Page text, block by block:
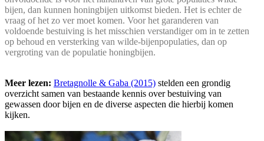
bijen, dan kunnen honingbijen uitkomst bieden. Het is echter de
vraag of het zo ver moet komen. Voor het garanderen van
voldoende bestuiving is het misschien verstandiger om in te zetten
op behoud en versterking van wilde-bijenpopulaties, dan op
vergroting van de populatie honingbijen.
Meer lezen: Bretagnolle & Gaba (2015) stelden een grondig
overzicht samen van bestaande kennis over bestuiving van
gewassen door bijen en de diverse aspecten die hierbij komen
kijken.